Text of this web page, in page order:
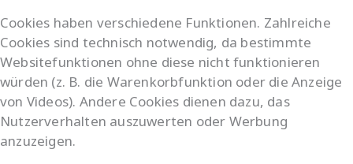
Cookies haben verschiedene Funktionen. Zahlreiche
Cookies sind technisch notwendig, da bestimmte
Websitefunktionen ohne diese nicht funktionieren
würden (z. B. die Warenkorbfunktion oder die Anzeige
von Videos). Andere Cookies dienen dazu, das
Nutzerverhalten auszuwerten oder Werbung
anzuzeigen.